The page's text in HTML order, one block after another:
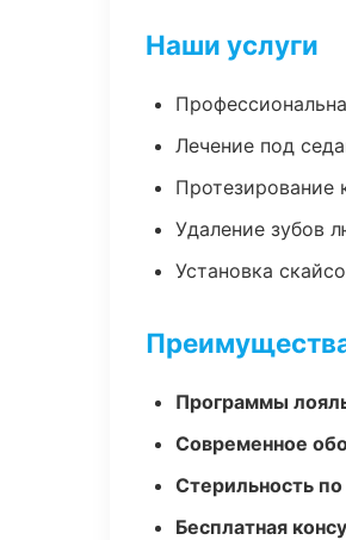
Наши услуги
Лечение под
Удаление зубов
Установка
Программы
Современное
Стерильность
Бесплатная